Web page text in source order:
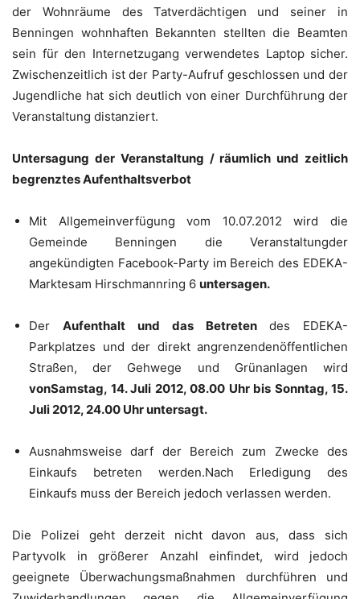
der Wohnräume des Tatverdächtigen und seiner in
Benningen wohnhaften Bekannten stellten die Beamten
sein für den Internetzugang verwendetes Laptop sicher.
Zwischenzeitlich ist der Party-Aufruf geschlossen und der
Jugendliche hat sich deutlich von einer Durchführung der
Veranstaltung distanziert.
Untersagung der Veranstaltung / räumlich und zeitlich
begrenztes Aufenthaltsverbot
Mit Allgemeinverfügung vom 10.07.2012 wird die
Gemeinde Benningen die Veranstaltungder
angekündigten Facebook-Party im Bereich des EDEKA-
Marktesam Hirschmannring 6 untersagen.
Der Aufenthalt und das Betreten des EDEKA-
Parkplatzes und der direkt angrenzendenöffentlichen
Straßen, der Gehwege und Grünanlagen wird
vonSamstag, 14. Juli 2012, 08.00 Uhr bis Sonntag, 15.
Juli 2012, 24.00 Uhr untersagt.
Ausnahmsweise darf der Bereich zum Zwecke des
Einkaufs betreten werden.Nach Erledigung des
Einkaufs muss der Bereich jedoch verlassen werden.
Die Polizei geht derzeit nicht davon aus, dass sich
Partyvolk in größerer Anzahl einfindet, wird jedoch
geeignete Überwachungsmaßnahmen durchführen und